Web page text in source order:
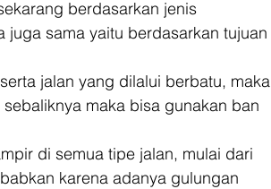
berdasarkan jenis
juga sama yaitu berdasarkan tujuan
jalan yang dilalui berbatu, maka
maka bisa gunakan ban
di semua tipe jalan, mulai dari
karena adanya gulungan